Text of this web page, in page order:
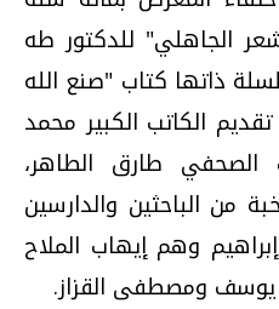
الجاهلي" للدكتور طه
ذاتها كتاب "صنع الله
الكاتب الكبير محمد
الصحفي طارق الطاهر،
من الباحثين والدارسين
وهم إيهاب الملاح
ومصطفى القزاز.